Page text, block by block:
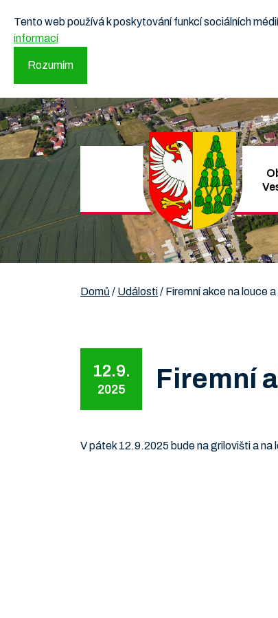
Tento web používá k poskytování funkcí sociálních
informací
Rozumím
Domů / Události/ Firemní akce na louce
12.9.
2025 Firemní
V pátek 12.9.2025 bude na grilovišti a